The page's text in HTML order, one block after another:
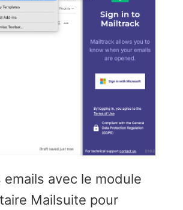
emails avec le module
Mailsuite pour